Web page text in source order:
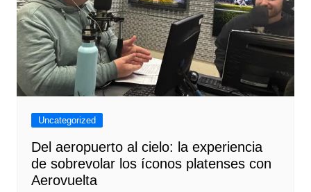
Uncategorized
Del aeropuerto al cielo: la experiencia
de sobrevolar los íconos platenses con
Aerovuelta